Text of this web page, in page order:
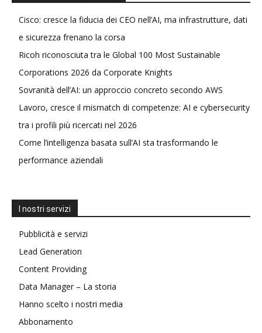
Cisco: cresce la fiducia dei CEO nell’AI, ma infrastrutture, dati
e sicurezza frenano la corsa
Ricoh riconosciuta tra le Global 100 Most Sustainable
Corporations 2026 da Corporate Knights
Sovranità dell’AI: un approccio concreto secondo AWS
Lavoro, cresce il mismatch di competenze: AI e cybersecurity
tra i profili più ricercati nel 2026
Come l’intelligenza basata sull’AI sta trasformando le
performance aziendali
I nostri servizi
Pubblicità e servizi
Lead Generation
Content Providing
Data Manager – La storia
Hanno scelto i nostri media
Abbonamento